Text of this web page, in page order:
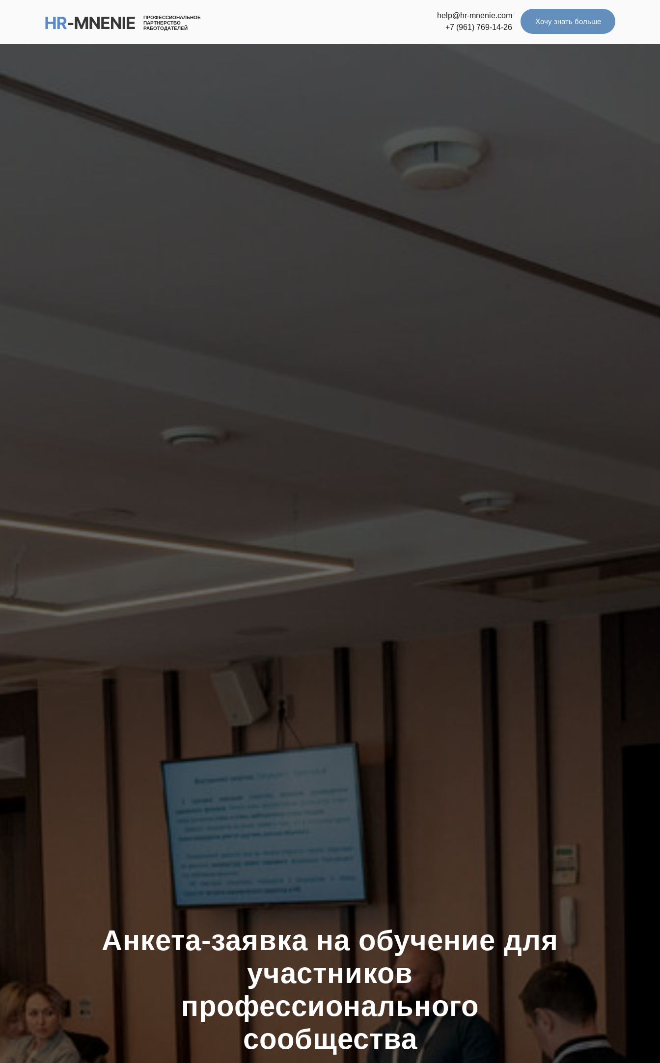
+7 (961) 769-14-26
help@hr-mnenie.com
Хочу знать больше
ПРОФЕССИОНАЛЬНОЕ
ПАРТНЕРСТВО
РАБОТОДАТЕЛЕЙ
Анкета-заявка на обучение для
участников
профессионального
сообщества